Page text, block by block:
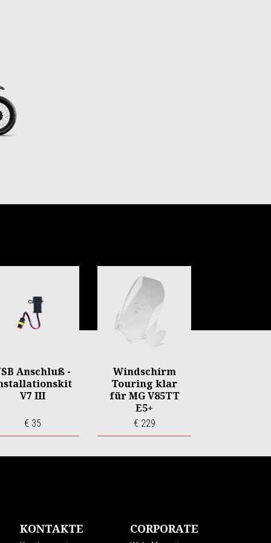
Anschluß -
V7 III
€ 35
Windschirm
Touring klar
für MG V85TT
E5+
€ 229
KONTAKTE CORPORATE